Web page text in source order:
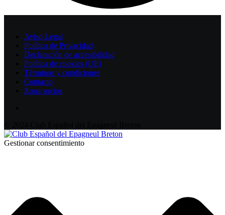
Aviso Legal
Política de Privacidad
Declaración de accesibilidad
Política de cookies (UE)
Términos y condiciones
Contacto
Zona socios
Gestionar consentimiento